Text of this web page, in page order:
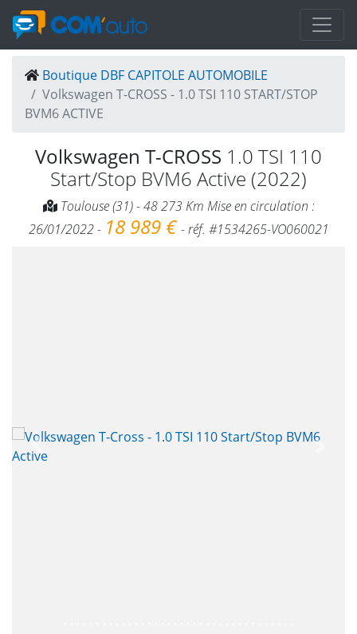
Boutique DBF CAPITOLE AUTOMOBILE
Volkswagen T-CROSS - 1.0 TSI 110 START/STOP
BVM6 ACTIVE
Volkswagen T-CROSS 1.0 TSI 110
Start/Stop BVM6 Active (2022)
Toulouse (31) - 48 273 Km Mise en circulation :
26/01/2022 - 18 989 €- réf. #1534265-VO060021
Précèdent